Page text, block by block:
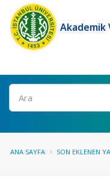
Akademik
Ara
ANA SAYFA SON EKLENEN